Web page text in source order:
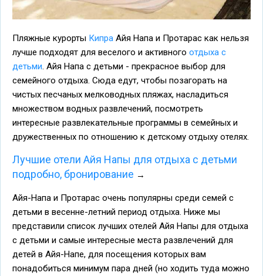
Пляжные курорты Кипра Айя Напа и Протарас как нельзя
лучше подходят для веселого и активного отдыха с
детьми. Айя Напа с детьми - прекрасное выбор для
семейного отдыха. Сюда едут, чтобы позагорать на
чистых песчаных мелководных пляжах, насладиться
множеством водных развлечений, посмотреть
интересные развлекательные программы в семейных и
дружественных по отношению к детскому отдыху отелях.
Лучшие отели Айя Напы для отдыха с детьми
подробно, бронирование →
Айя-Напа и Протарас очень популярны среди семей с
детьми в весенне-летний период отдыха. Ниже мы
представили список лучших отелей Айя Напы для отдыха
с детьми и самые интересные места развлечений для
детей в Айя-Напе, для посещения которых вам
понадобиться минимум пара дней (но ходить туда можно